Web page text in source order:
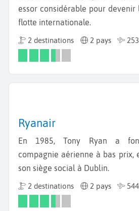
essor considérable pour devenir
flotte internationale.
2 destinations 2 pays
Ryanair
En 1985, Tony Ryan a fondé Ryanair,
compagnie aérienne à bas prix,
son siège social à Dublin.
2 destinations 2 pays